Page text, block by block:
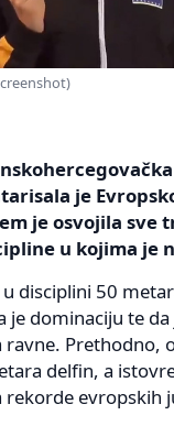
je
je osvojila sve
u kojima je
disciplini 50
je dominaciju te
Prethodno,
delfin, a
rekorde evropskih